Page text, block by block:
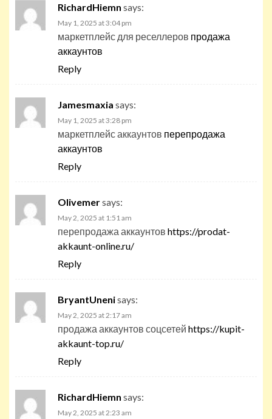
RichardHiemn says:
May 1, 2025 at 3:04 pm
маркетплейс для реселлеров продажа
аккаунтов
Reply
Jamesmaxia says:
May 1, 2025 at 3:28 pm
маркетплейс аккаунтов перепродажа
аккаунтов
Reply
Olivemersays:
May 2, 2025 at 1:51 am
перепродажа аккаунтов https://prodat-
akkaunt-online.ru/
Reply
BryantUnenisays:
May 2, 2025 at 2:17 am
продажа аккаунтов соцсетей https://kupit-
akkaunt-top.ru/
Reply
RichardHiemn says:
May 2, 2025 at 2:23 am